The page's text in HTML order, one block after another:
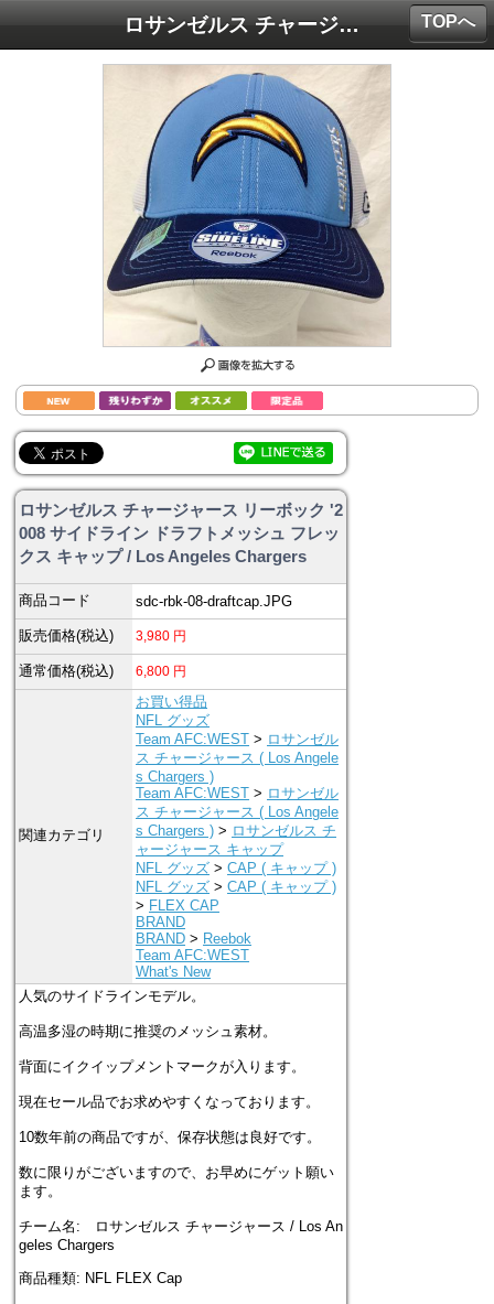
ロサンゼルス チャージャース リーボック '2008 サイドライン ドラフトメッシュ フレックス キャップ / Los Angeles Chargers
ロサンゼルス チャージャース リーボック '2
008 サイドライン ドラフトメッシュ フレッ
クス キャップ / Los Angeles Chargers
商品コード sdc-rbk-08-draftcap.JPG
販売価格(税込) 3,980 円
通常価格(税込) 6,800 円
関連カテゴリ
お買い得品
NFL グッズ
Team AFC:WEST > ロサンゼル
ス チャージャース ( Los Angele
s Chargers )
Team AFC:WEST > ロサンゼル
ス チャージャース ( Los Angele
s Chargers ) > ロサンゼルス チ
ャージャース キャップ
NFL グッズ >CAP ( キャップ )
NFL グッズ >CAP ( キャップ )
> FLEX CAP
BRAND
BRAND > Reebok
Team AFC:WEST
What's New
人気のサイドラインモデル。
高温多湿の時期に推奨のメッシュ素材。
背面にイクイップメントマークが入ります。
現在セール品でお求めやすくなっております。
10数年前の商品ですが、保存状態は良好です。
数に限りがございますので、お早めにゲット願い
ます。
チーム名: ロサンゼルス チャージャース / Los An
geles Chargers
商品種類: NFL FLEX Cap
TOPへ